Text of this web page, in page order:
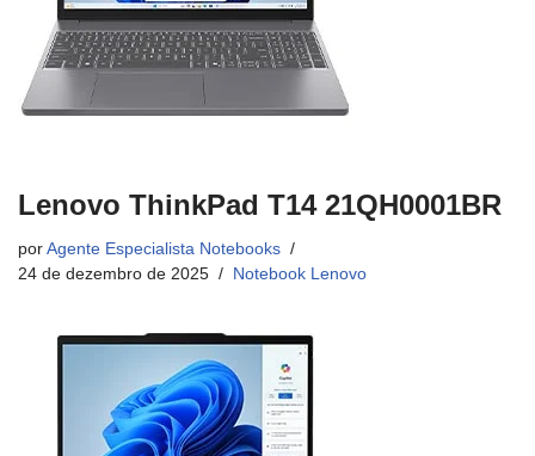
Lenovo ThinkPad T14 21QH0001BR
por Agente Especialista Notebooks
24 de dezembro de 2025
Notebook Lenovo